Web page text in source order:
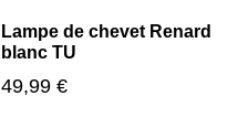
Lampe de chevet Renard
blanc TU
49,99 €